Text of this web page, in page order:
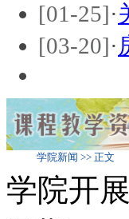
[01-25]·
[03-20]·
学院新闻 >> 正文
学院开